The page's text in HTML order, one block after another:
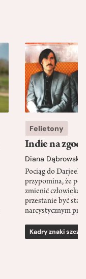
Felietony
Indie na
Diana Dąbrowska
Pociąg do
przypomina, że
zmienić człowieka
przestanie być
narcystycznym
Kadry znaki